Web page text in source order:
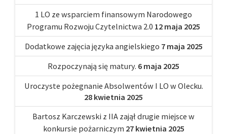
1 LO ze wsparciem finansowym Narodowego
Programu Rozwoju Czytelnictwa 2.0 12 maja 2025
Dodatkowe zajęcia języka angielskiego 7 maja 2025
Rozpoczynają się matury. 6 maja 2025
Uroczyste pożegnanie Absolwentów I LO w Olecku.
28 kwietnia 2025
Bartosz Karczewski z IIA zajął drugie miejsce w
konkursie pożarniczym 27 kwietnia 2025